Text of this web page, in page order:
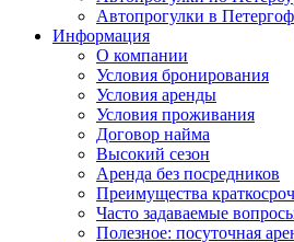
Автопрогулки в
Информация
О компании
Условия бронирования
Условия аренды
Условия проживания
Договор найма
Высокий сезон
Аренда без посредников
Преимущества
Часто задаваемые
Полезное: посуточная